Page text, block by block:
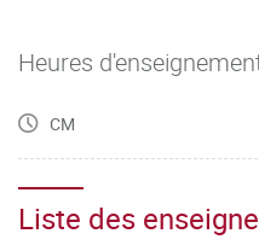
Heures
CM
Liste des